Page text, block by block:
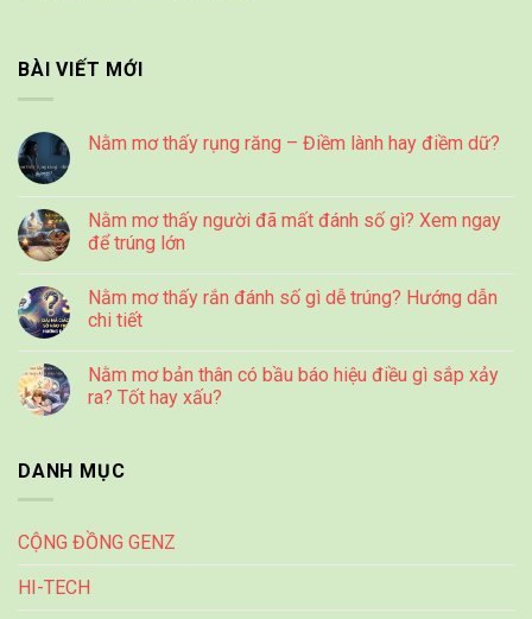
BÀI VIẾT MỚI
Nằm mơ thấy rụng răng – Điềm lành hay điềm dữ?
Nằm mơ thấy người đã mất đánh số gì? Xem ngay
để trúng lớn
Nằm mơ thấy rắn đánh số gì dễ trúng? Hướng dẫn
chi tiết
Nằm mơ bản thân có bầu báo hiệu điều gì sắp xảy
ra? Tốt hay xấu?
DANH MỤC
CỘNG ĐỒNG GENZ
HI-TECH